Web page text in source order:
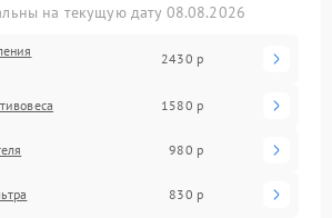
на текущую дату 08.08.2026
2430 р
1580 р
980 р
830 р